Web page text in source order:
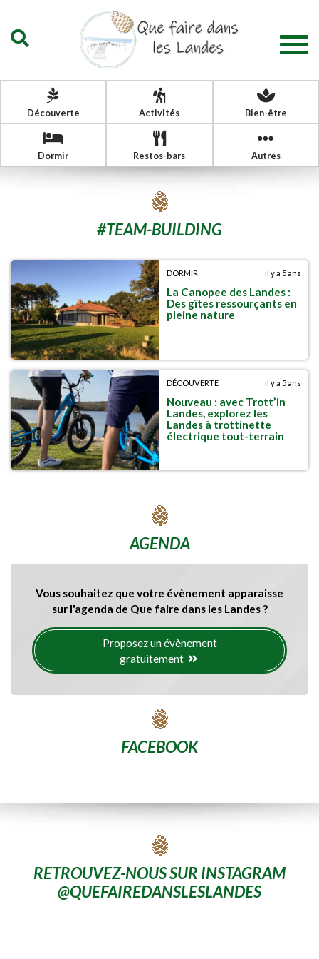
Découverte Activités Bien-être
Dormir Restos-bars Autres
#TEAM-BUILDING
DORMIR il y a 5 ans
La Canopee des Landes :
Des gîtes ressourçants en
pleine nature
DÉCOUVERTE il y a 5 ans
Nouveau : avec Trott’in
Landes, explorez les
Landes à trottinette
électrique tout-terrain
AGENDA
Vous souhaitez que votre évènement apparaisse
sur l'agenda de Que faire dans les Landes ?
Proposez un évènement
gratuitement
FACEBOOK
RETROUVEZ-NOUS SUR INSTAGRAM
@QUEFAIREDANSLESLANDES